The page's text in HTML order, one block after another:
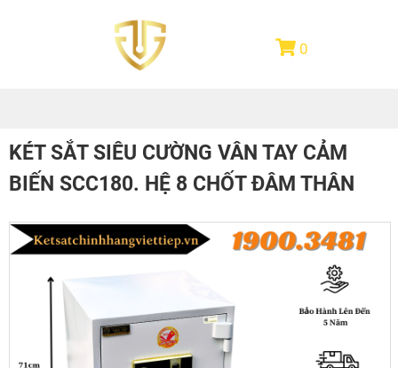
0
KÉT SẮT SIÊU CƯỜNG VÂN TAY CẢM
BIẾN SCC180. HỆ 8 CHỐT ĐÂM THÂN